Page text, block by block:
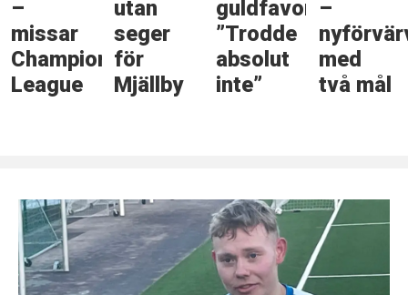
–
missar
Champions
League
utan
seger
för
Mjällby
guldfavorit:
”Trodde
absolut
inte”
–
med
två mål